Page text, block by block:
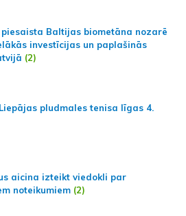
piesaista Baltijas biometāna nozarē
investīcijas un paplašinās
(2)
pludmales tenisa līgas 4.
aicina izteikt viedokli par
noteikumiem (2)